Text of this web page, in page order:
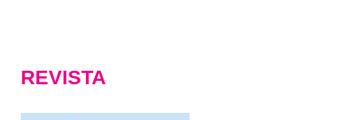
REVISTA